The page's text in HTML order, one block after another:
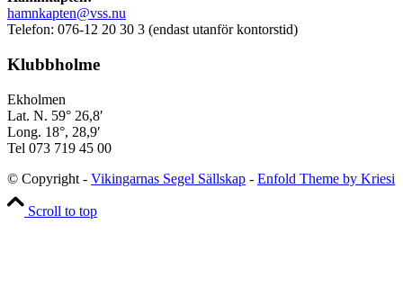
hamnkapten@vss.nu
Telefon: 076-12 20 30 3 (endast utanför kontorstid)
Klubbholme
Ekholmen
Lat. N. 59° 26,8′
Long. 18°, 28,9′
Tel 073 719 45 00
© Copyright - Vikingarnas Segel Sällskap - Enfold Theme by Kriesi
Scroll to top